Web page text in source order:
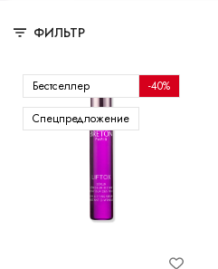
ФИЛЬТР
Бестселлер
Спецпредложение
-40%